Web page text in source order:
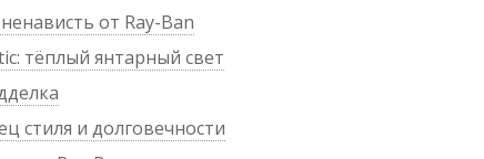
от Ray-Ban
тёплый янтарный свет
стиля и долговечности